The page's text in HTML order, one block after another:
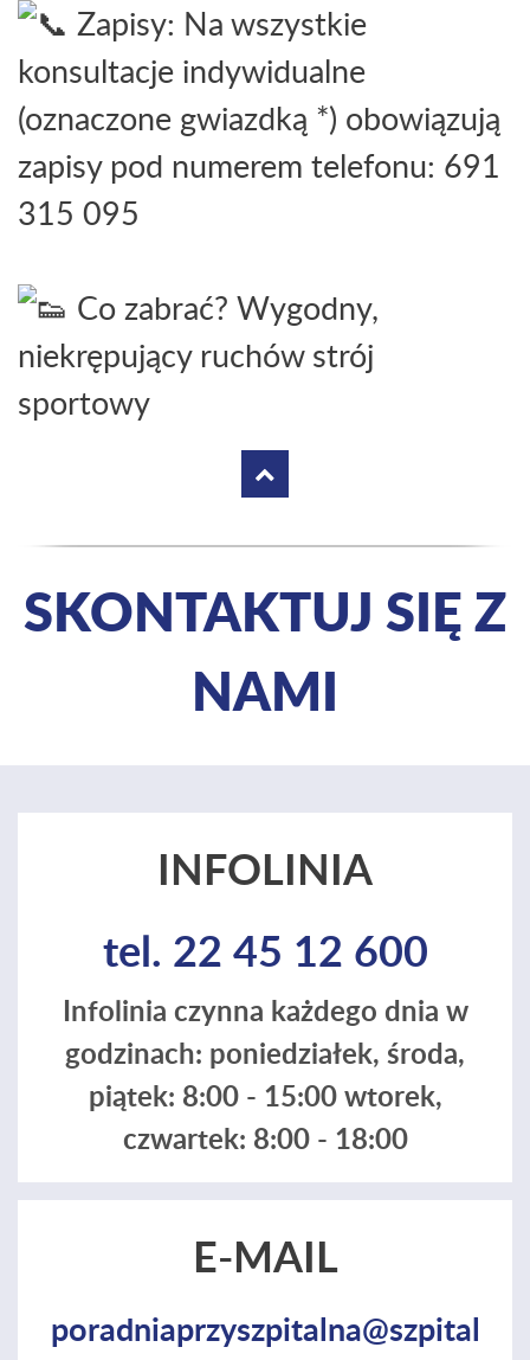
Zapisy: Na wszystkie
konsultacje indywidualne
(oznaczone gwiazdką *) obowiązują
zapisy pod numerem telefonu: 691
315 095
Co zabrać? Wygodny,
niekrępujący ruchów strój
sportowy
SKONTAKTUJ SIĘ Z
NAMI
INFOLINIA
tel. 22 45 12 600
Infolinia czynna każdego dnia w
godzinach: poniedziałek, środa,
piątek: 8:00 - 15:00 wtorek,
czwartek: 8:00 - 18:00
E-MAIL
poradniaprzyszpitalna@szpital